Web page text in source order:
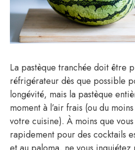
La pastèque tranchée doit être
réfrigérateur dès que possible
longévité, mais la pastèque
moment à l’air frais (ou du
votre cuisine). À moins que
rapidement pour des cocktails